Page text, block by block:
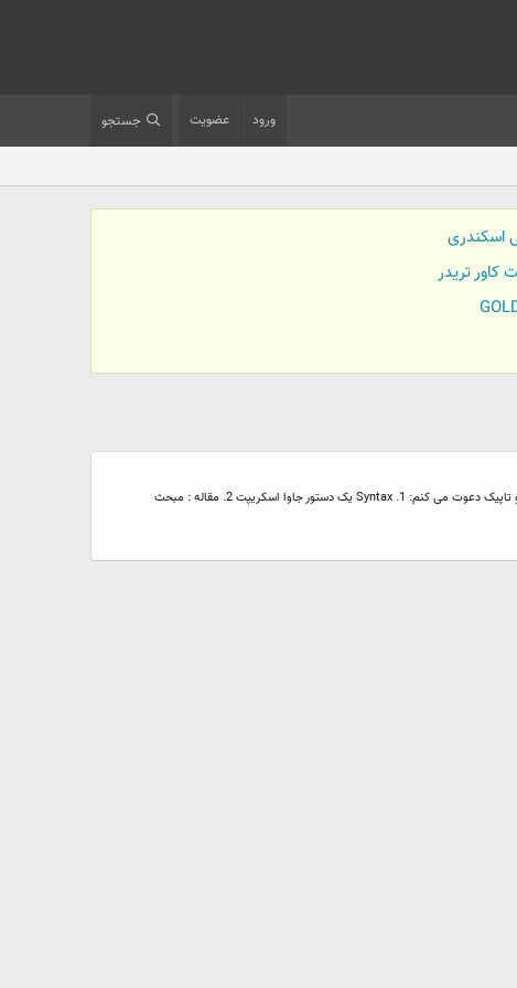
ورود عضویت جستجو
اسکندری
سلام. با توجه به دو تاپیک زیر، تصمیم به پیاده سازی همین روش ( Chainable methods ) در PHP کردم. توضیحات اضافی در اینمورد نمی دم و شما رو به خوندن این دو تاپیک دعوت می کنم: 1. Syntax یک دستور جاوا اسکریپت 2. مقاله : مبحث